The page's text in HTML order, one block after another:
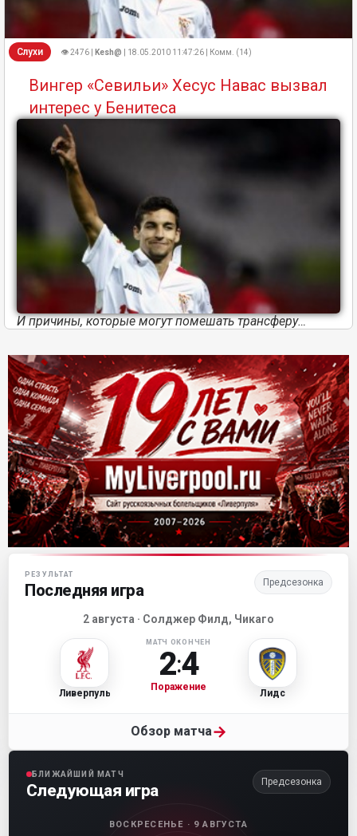
Слухи 👁 2476 | Kesh@ | 18.05.2010 11:47:26 | Комм. (14)
Вингер «Севильи» Хесус Навас вызвал
интерес у Бенитеса
И причины, которые могут помешать трансферу…
Матч-центр «Ливерпуля»
РЕЗУЛЬТАТ
Последняя игра Предсезонка
2 августа · Солджер Филд, Чикаго
Ливерпуль
МАТЧ ОКОНЧЕН
2:4
Поражение
Лидс
Обзор матча→
БЛИЖАЙШИЙ МАТЧ
Следующая игра Предсезонка
ВОСКРЕСЕНЬЕ · 9 АВГУСТА